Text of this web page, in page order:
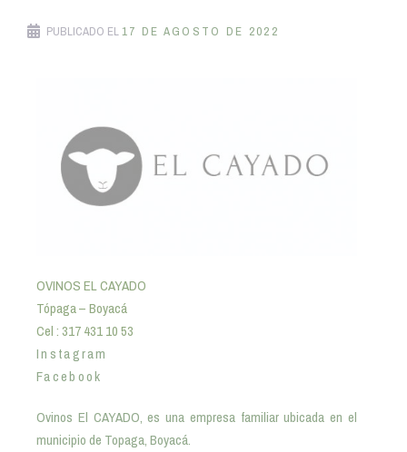
PUBLICADO EL17 DE AGOSTO DE 2022
OVINOS EL CAYADO
Tópaga – Boyacá
Cel : 317 431 10 53
Instagram
Facebook
Ovinos El CAYADO, es una empresa familiar ubicada en el
municipio de Topaga, Boyacá.